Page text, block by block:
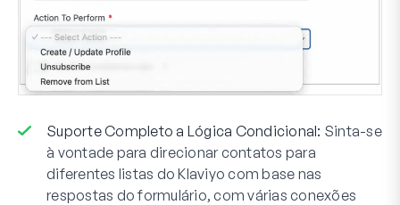
Suporte Completo a Lógica Condicional: Sinta-se
à vontade para direcionar contatos para
diferentes listas do Klaviyo com base nas
respostas do formulário, com várias conexões